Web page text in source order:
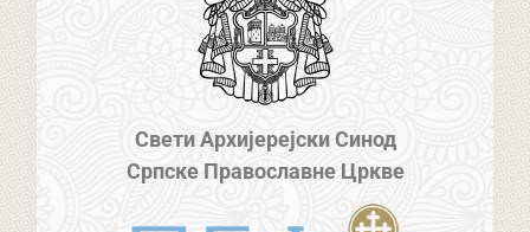
Свети Архијерејски Синод
Српске Православне Цркве